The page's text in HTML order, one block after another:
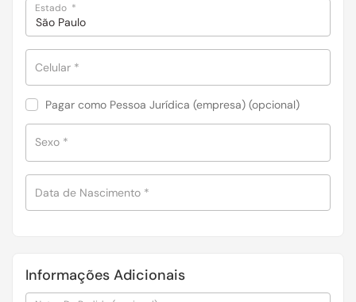
Estado *
São Paulo
Celular *
Pagar como Pessoa Jurídica (empresa) (opcional)
Sexo *
Data de Nascimento *
Informações Adicionais